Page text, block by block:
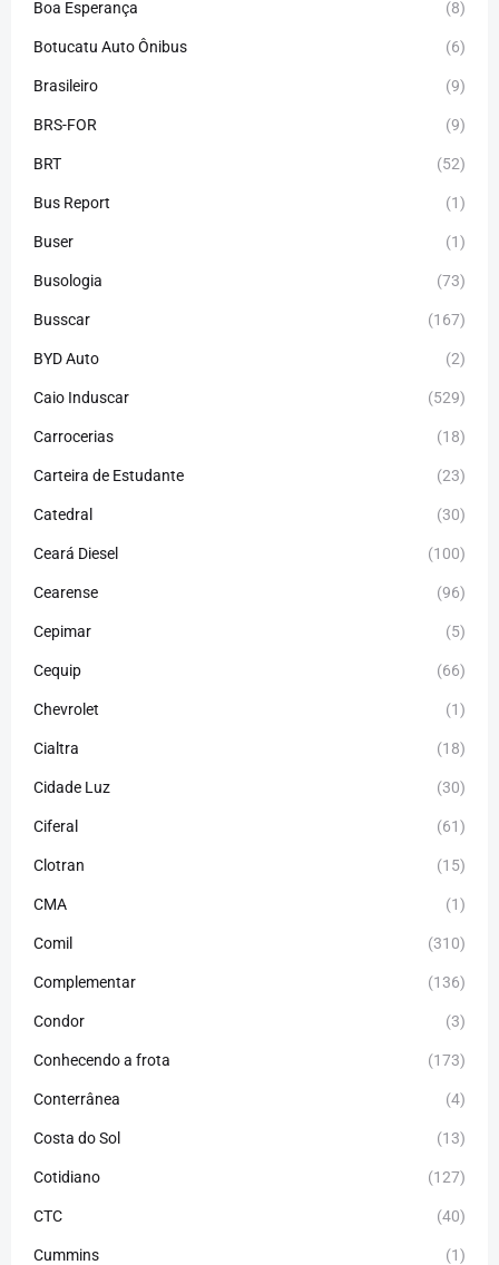
Boa Esperança (8)
Botucatu Auto Ônibus (6)
Brasileiro (9)
BRS-FOR (9)
BRT (52)
Bus Report (1)
Buser (1)
Busologia (73)
Busscar (167)
BYD Auto (2)
Caio Induscar (529)
Carrocerias (18)
Carteira de Estudante (23)
Catedral (30)
Ceará Diesel (100)
Cearense (96)
Cepimar (5)
Cequip (66)
Chevrolet (1)
Cialtra (18)
Cidade Luz (30)
Ciferal (61)
Clotran (15)
CMA (1)
Comil (310)
Complementar (136)
Condor (3)
Conhecendo a frota (173)
Conterrânea (4)
Costa do Sol (13)
Cotidiano (127)
CTC (40)
Cummins (1)